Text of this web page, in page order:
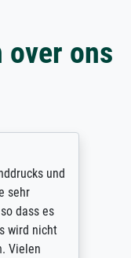
over ons
und
sehr
dass es
wird nicht
Vielen